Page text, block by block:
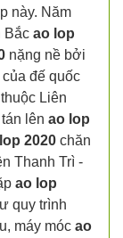
này. Năm
Bắc ao lop
nặng nề bởi
đế quốc
Liên
lên ao lop
2020 chăn
Thanh Trì -
ao lop
quy trình
máy móc ao